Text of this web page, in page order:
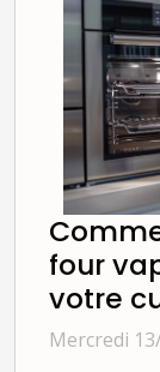
four
votre
Mercredi